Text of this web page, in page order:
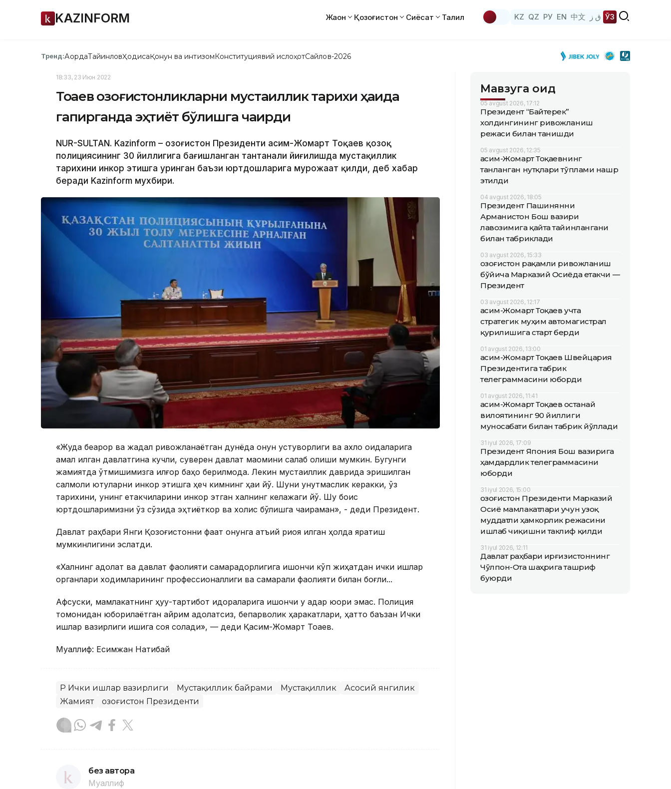
KAZINFORM Жаҳон Қозоғистон Сиёсат Таҳлил KZ QZ РУ EN 中文 ق ز ЎЗ
Тренд:АқордаТайинловҲодисаҚонун ва интизомКонституциявий ислоҳотСайлов-2026
18:33, 23 Июн 2022
Тоқаев қозоғистонликларни мустақиллик тарихи ҳақида
гапирганда эҳтиёт бўлишга чақирди
NUR-SULTAN. Kazinform – Қозоғистон Президенти Қасим-Жомарт Тоқаев қозоқ
полициясининг 30 йиллигига бағишланган тантанали йиғилишда мустақиллик
тарихини инкор этишга уринган баъзи юртдошларига мурожаат қилди, деб хабар
беради Kazinform мухбири.
«Жуда беқарор ва жадал ривожланаётган дунёда қонун устуворлиги ва ахлоқ қоидаларига
амал қилган давлатгина кучли, суверен давлат мақомини сақлаб қолиши мумкин. Бугунги
жамиятда ўтмишимизга илғор баҳо берилмоқда. Лекин мустақиллик даврида эришилган
салмоқли ютуқларни инкор этишга ҳеч кимнинг ҳаққи йўқ. Шуни унутмаслик керакки, ўз
тарихини, унинг етакчиларини инкор этган халқнинг келажаги йўқ. Шу боис
юртдошларимизни ўз сўзида эҳтиёткор ва холис бўлишга чақираман», - деди Президент.
Давлат раҳбари Янги Қозоғистонни фақат қонунга қатъий риоя қилган ҳолда яратиш
мумкинлигини эслатди.
«Халқнинг адолат ва давлат фаолияти самарадорлигига ишончи кўп жиҳатдан ички ишлар
органлари ходимларининг профессионаллиги ва самарали фаолияти билан боғлиқ...
Афсуски, мамлакатнинг ҳуқуқ-тартибот идораларига ишончи у қадар юқори эмас. Полиция
томонидан юборилаётган айрим адолатсиз, бепарволик ҳаракатлари, ҳатто баъзан Ички
ишлар вазирлиги ишига соя солади», — деди Қасим-Жомарт Тоқаев.
Муаллиф: Есимжан Нақтибай
ҚР Ички ишлар вазирлиги Мустақиллик байрами Мустақиллик
Асосий янгилик
Жамият
Қозоғистон Президенти
без автора
Муаллиф
Мавзуга оид
05 avgust 2026, 17:12
Президент “Байтерек”
холдингининг ривожланиш
режаси билан танишди
05 avgust 2026, 12:35
Қасим-Жомарт Тоқаевнинг
танланган нутқлари тўплами нашр
этилди
04 avgust 2026, 18:05
Президент Пашинянни
Арманистон Бош вазири
лавозимига қайта тайинлангани
билан табриклади
03 avgust 2026, 15:33
Қозоғистон рақамли ривожланиш
бўйича Марказий Осиёда етакчи —
Президент
03 avgust 2026, 12:17
Қасим-Жомарт Тоқаев учта
стратегик муҳим автомагистрал
қурилишига старт берди
01 avgust 2026, 13:00
Қасим-Жомарт Тоқаев Швейцария
Президентига табрик
телеграммасини юборди
01 avgust 2026, 11:41
Қасим-Жомарт Тоқаев Қостанай
вилоятининг 90 йиллиги
муносабати билан табрик йўллади
31 iyul 2026, 17:09
Президент Япония Бош вазирига
ҳамдардлик телеграммасини
юборди
31 iyul 2026, 15:00
Қозоғистон Президенти Марказий
Осиё мамлакатлари учун узоқ
муддатли ҳамкорлик режасини
ишлаб чиқишни таклиф қилди
31 iyul 2026, 12:11
Давлат раҳбари Қирғизистоннинг
Чўлпон-Ота шаҳрига ташриф
буюрди